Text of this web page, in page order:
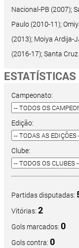
Nacional-PB (2007);
Paulo (2010-11);
(2013); Moiya Ardija-
(2016-17); Santa
ESTATÍSTICAS
Campeonato:
Edição:
Clube:
Partidas disputadas:
Vitórias: 2
Gols marcados: 0
Gols contra: 0